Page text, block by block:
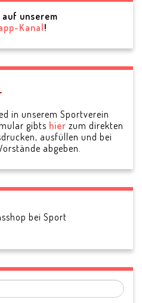
auf unserem
Kanal!
in unserem Sportverein
gibts hier zum direkten
ausfüllen und bei
abgeben.
bei Sport